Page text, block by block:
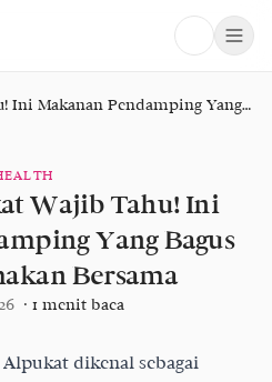
Ini Makanan Pendamping Yang
Wajib Tahu! Ini
Yang Bagus
Bersama
· 1 menit baca
Alpukat dikenal sebagai